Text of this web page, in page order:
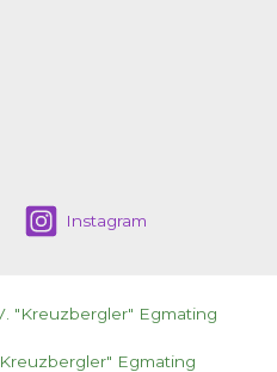
Instagram
"Kreuzbergler" Egmating
Egmating